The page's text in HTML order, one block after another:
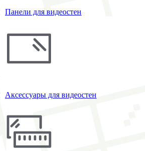
Панели для видеостен
Аксессуары для видеостен